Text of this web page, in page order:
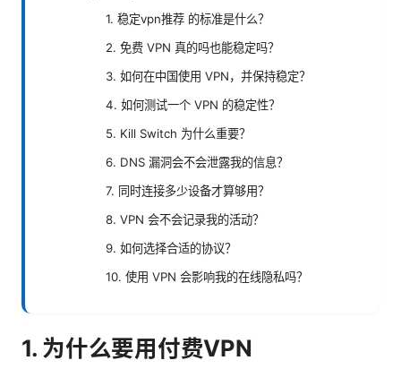
1. 稳定vpn推荐 的标准是什么？
2. 免费 VPN 真的吗也能稳定吗？
3. 如何在中国使用 VPN，并保持稳定？
4. 如何测试一个 VPN 的稳定性？
5. Kill Switch 为什么重要？
6. DNS 漏洞会不会泄露我的信息？
7. 同时连接多少设备才算够用？
8. VPN 会不会记录我的活动？
9. 如何选择合适的协议？
10. 使用 VPN 会影响我的在线隐私吗？
1. 为什么要用付费VPN